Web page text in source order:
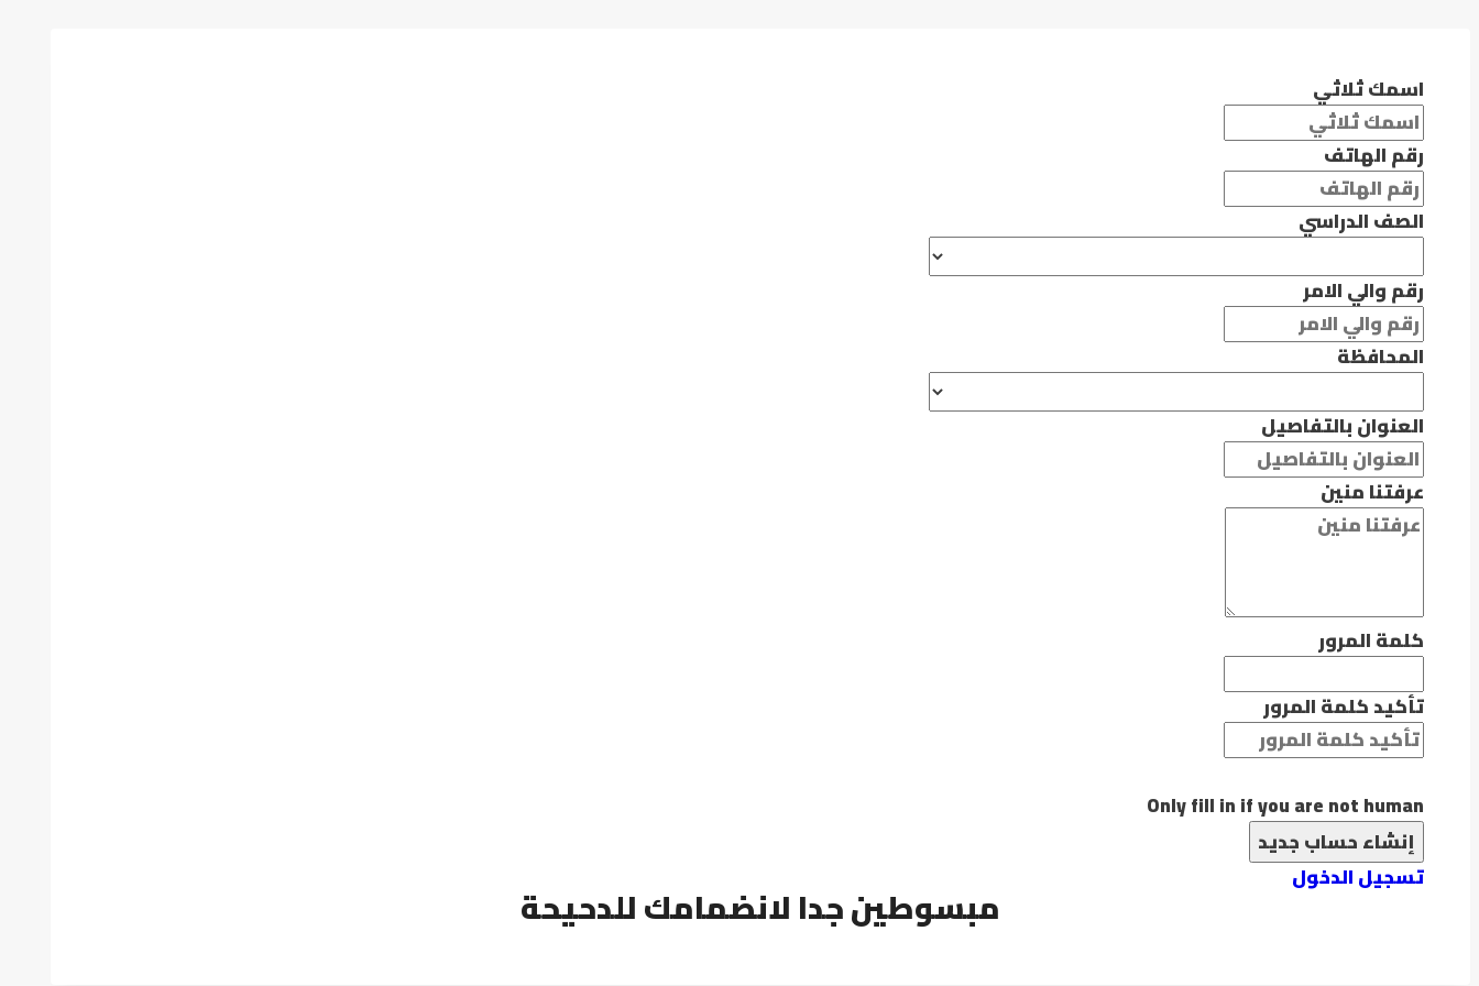
اسمك ثلاثي
رقم الهاتف
الصف الدراسي
رقم والي الامر
المحافظة
العنوان بالتفاصيل
عرفتنا منين
كلمة المرور
تأكيد كلمة المرور
Only fill in if you are not human
تسجيل الدخول
مبسوطين جدا لانضمامك للدحيحة